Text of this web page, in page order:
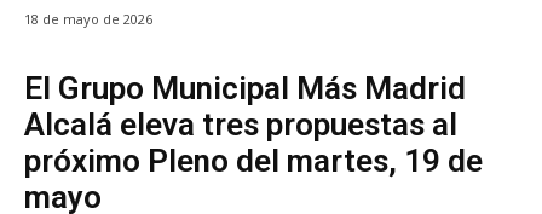
18 de mayo de 2026
El Grupo Municipal Más Madrid
Alcalá eleva tres propuestas al
próximo Pleno del martes, 19 de
mayo